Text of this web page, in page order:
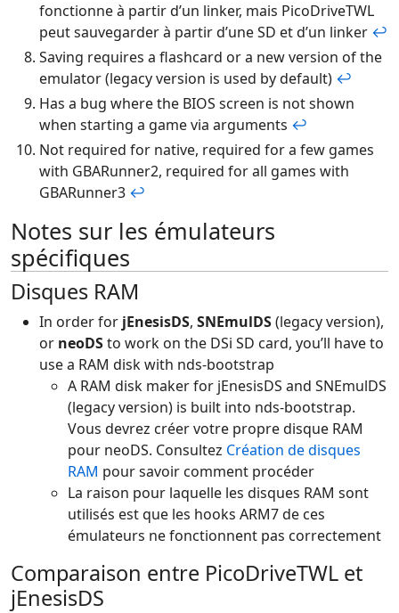
fonctionne à partir d’un linker, mais PicoDriveTWL
peut sauvegarder à partir d’une SD et d’un linker ↩
Saving requires a flashcard or a new version of the
emulator (legacy version is used by default) ↩
Has a bug where the BIOS screen is not shown
when starting a game via arguments ↩
Not required for native, required for a few games
with GBARunner2, required for all games with
GBARunner3 ↩
Notes sur les émulateurs
spécifiques
Disques RAM
In order for jEnesisDS, SNEmulDS(legacy version),
or neoDSto work on the DSi SD card, you’ll have to
use a RAM disk with nds-bootstrap
A RAM disk maker for jEnesisDS and SNEmulDS
(legacy version) is built into nds-bootstrap.
Vous devrez créer votre propre disque RAM
pour neoDS. Consultez Création de disques
RAM pour savoir comment procéder
La raison pour laquelle les disques RAM sont
utilisés est que les hooks ARM7 de ces
émulateurs ne fonctionnent pas correctement
Comparaison entre PicoDriveTWL et
jEnesisDS